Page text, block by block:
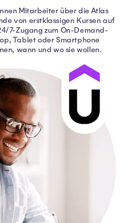
Mitarbeiter über die Atlas
von erstklassigen Kursen auf
7-Zugang zum On-Demand-
Tablet oder Smartphone
wann und wo sie wollen.